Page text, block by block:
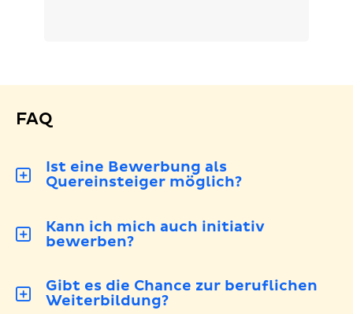
FAQ
Ist eine Bewerbung als
Quereinsteiger möglich?
Kann ich mich auch initiativ
bewerben?
Gibt es die Chance zur beruflichen
Weiterbildung?